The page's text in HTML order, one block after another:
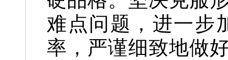
难点问题，进一步
率，严谨细致地做